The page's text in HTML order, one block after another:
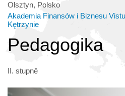
Olsztyn, Polsko
Akademia Finansów i Biznesu
Kętrzynie
Pedagogika
II. stupně